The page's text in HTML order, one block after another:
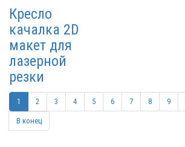
Кресло
качалка 2D
макет для
лазерной
резки
1 2 3 4 5 6 7 8 9
В конец